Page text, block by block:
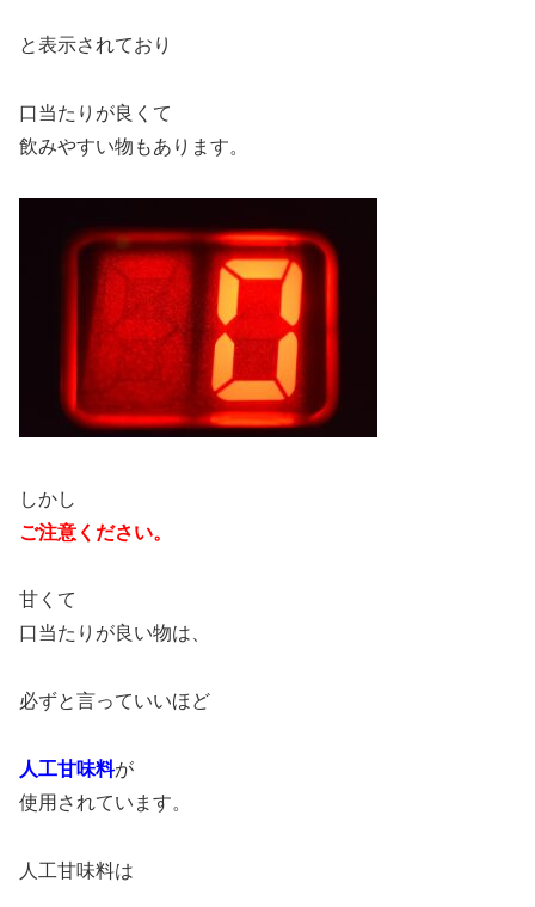
と表示されており
口当たりが良くて
飲みやすい物もあります。
しかし
ご注意ください。
甘くて
口当たりが良い物は、
必ずと言っていいほど
人工甘味料が
使用されています。
人工甘味料は